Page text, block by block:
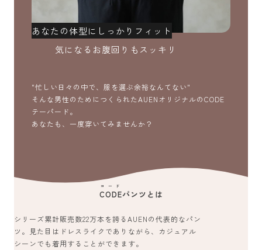
あなたの体型にしっかりフィット
気になるお腹回りもスッキリ
"忙しい日々の中で、服を選ぶ余裕なんてない"
そんな男性のためにつくられたAUENオリジナルのCODE
テーパード。
あなたも、一度穿いてみませんか？
CODE
コード
パンツとは
シリーズ累計販売数22万本を誇るAUENの代表的なパン
ツ。見た目はドレスライクでありながら、カジュアル
シーンでも着用することができます。